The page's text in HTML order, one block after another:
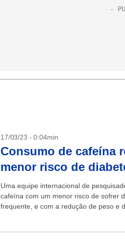
17/03/23 - 0:04min
Consumo de cafeína
menor risco de
Uma equipe internacional de
cafeína com um menor risco de sofrer
frequente, e com a redução de peso e